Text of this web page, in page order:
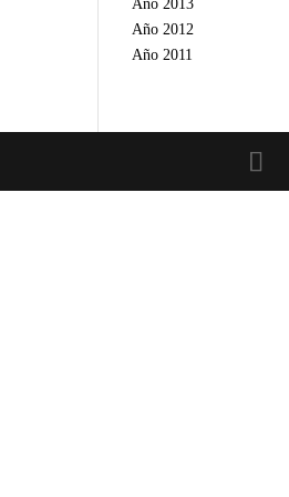
Año 2013
Año 2012
Año 2011